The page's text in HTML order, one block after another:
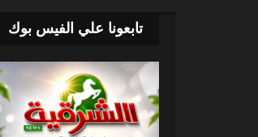
تابعونا علي الفيس بوك